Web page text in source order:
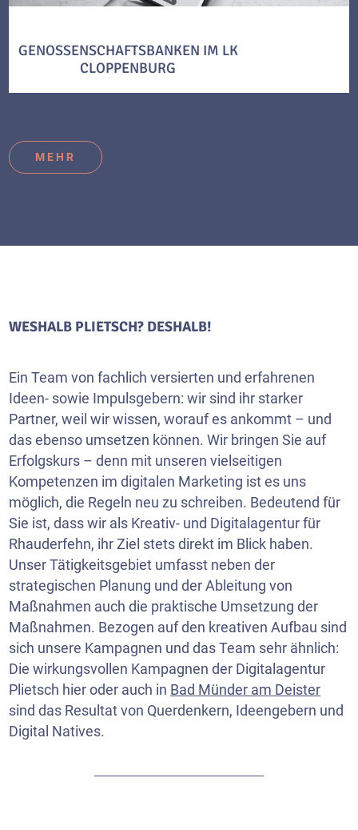
GENOSSENSCHAFTSBANKEN IM LK
CLOPPENBURG
MEHR
WESHALB PLIETSCH? DESHALB!
Ein Team von fachlich versierten und erfahrenen
Ideen- sowie Impulsgebern: wir sind ihr starker
Partner, weil wir wissen, worauf es ankommt – und
das ebenso umsetzen können. Wir bringen Sie auf
Erfolgskurs – denn mit unseren vielseitigen
Kompetenzen im digitalen Marketing ist es uns
möglich, die Regeln neu zu schreiben. Bedeutend für
Sie ist, dass wir als Kreativ- und Digitalagentur für
Rhauderfehn, ihr Ziel stets direkt im Blick haben.
Unser Tätigkeitsgebiet umfasst neben der
strategischen Planung und der Ableitung von
Maßnahmen auch die praktische Umsetzung der
Maßnahmen. Bezogen auf den kreativen Aufbau sind
sich unsere Kampagnen und das Team sehr ähnlich:
Die wirkungsvollen Kampagnen der Digitalagentur
Plietsch hier oder auch in Bad Münder am Deister
sind das Resultat von Querdenkern, Ideengebern und
Digital Natives.